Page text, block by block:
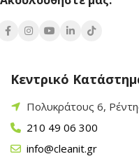
Κεντρικό
Πολυκράτους 6,
210 49 06 300
info@cleanit.gr